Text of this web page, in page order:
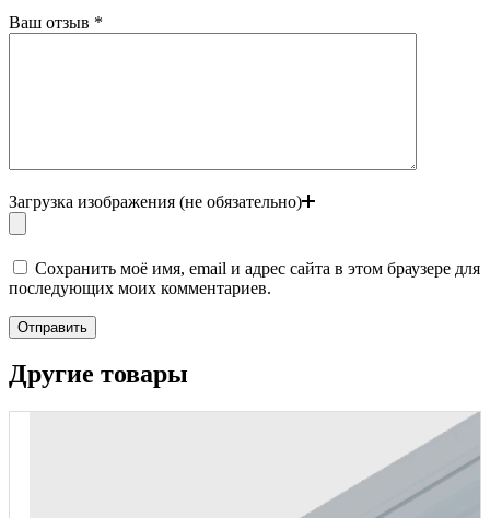
Ваш отзыв *
Загрузка изображения (не обязательно)
Сохранить моё имя, email и адрес сайта в этом браузере для
последующих моих комментариев.
Отправить
Другие товары